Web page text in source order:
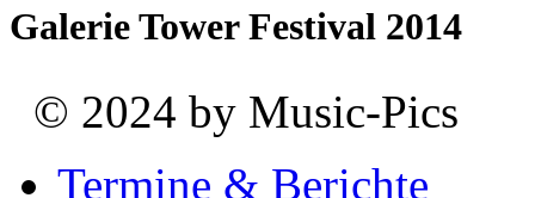
Galerie Tower Festival 2014
© 2024 by Music-Pics
Termine & Berichte